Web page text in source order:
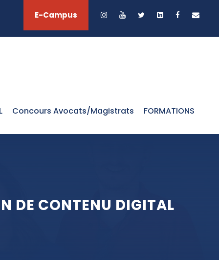
E-Campus
FORMATIONS
Concours Avocats/Magistrats
DE CONTENU DIGITAL